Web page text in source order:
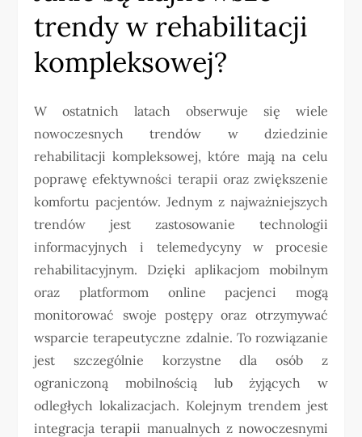
trendy w rehabilitacji
kompleksowej?
W ostatnich latach obserwuje się wiele
nowoczesnych trendów w dziedzinie
rehabilitacji kompleksowej, które mają na celu
poprawę efektywności terapii oraz zwiększenie
komfortu pacjentów. Jednym z najważniejszych
trendów jest zastosowanie technologii
informacyjnych i telemedycyny w procesie
rehabilitacyjnym. Dzięki aplikacjom mobilnym
oraz platformom online pacjenci mogą
monitorować swoje postępy oraz otrzymywać
wsparcie terapeutyczne zdalnie. To rozwiązanie
jest szczególnie korzystne dla osób z
ograniczoną mobilnością lub żyjących w
odległych lokalizacjach. Kolejnym trendem jest
integracja terapii manualnych z nowoczesnymi